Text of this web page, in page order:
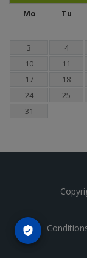
Mo Tu
3
4
10
11
17
18
24
25
31